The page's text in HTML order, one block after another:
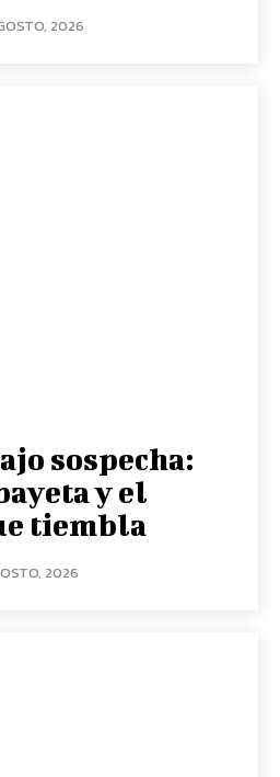
2026
sospecha:
y el
tiembla
2026